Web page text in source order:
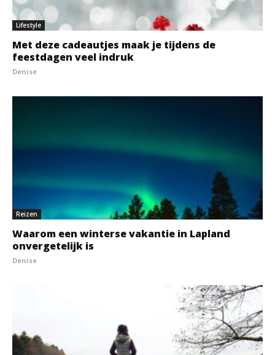
Lifestyle
Met deze cadeautjes maak je tijdens de
feestdagen veel indruk
Denise
Reizen
Waarom een winterse vakantie in Lapland
onvergetelijk is
Denise